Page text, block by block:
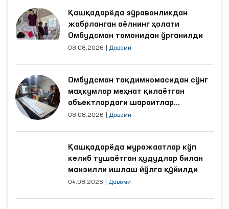
Қашқадарёда зўравонликдан
жабрланган аёлнинг ҳолати
Омбудсман томонидан ўрганилди
03.08.2026 Давоми
Омбудсман тақдимномасидан сўнг
маҳкумлар меҳнат қилаётган
объектлардаги шароитлар
яхшиланди
03.08.2026 Давоми
Қашқадарёда мурожаатлар кўп
келиб тушаётган ҳудудлар билан
манзилли ишлаш йўлга қўйилди
04.08.2026 Давоми